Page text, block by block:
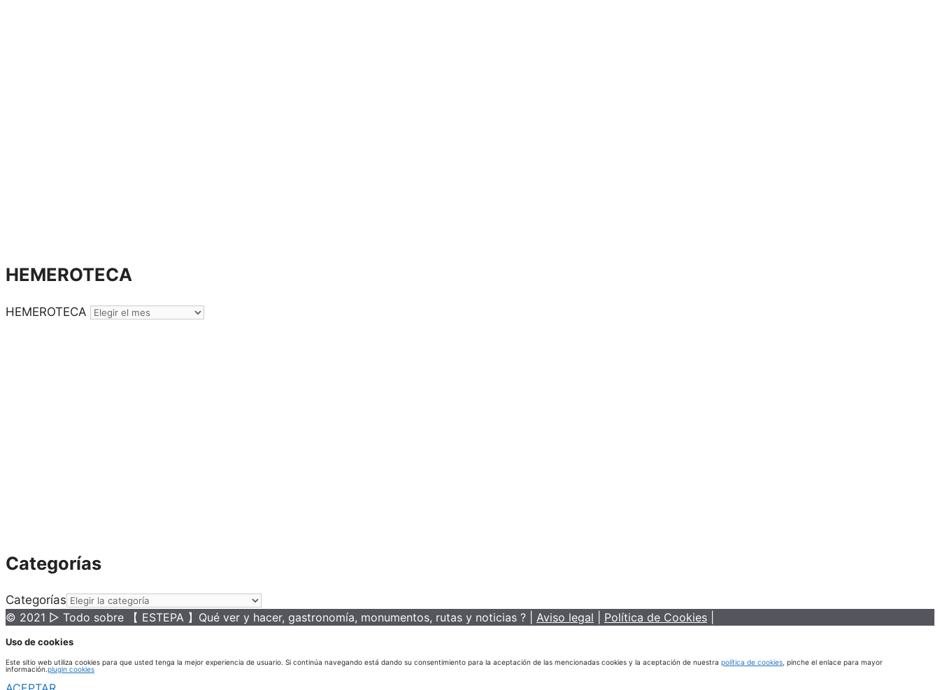
HEMEROTECA
HEMEROTECA
Categorías
Categorías
© 2021 ▷ Todo sobre 【 ESTEPA 】Qué ver y hacer, gastronomía, monumentos, rutas y noticias ? | Aviso legal Política de Cookies
Uso de cookies
Este sitio web utiliza cookies para que usted tenga la mejor experiencia de usuario. Si continúa navegando está dando su consentimiento para la aceptación de las mencionadas cookies y la aceptación de nuestra política de cookies, pinche el enlace para mayor
información.plugin cookies